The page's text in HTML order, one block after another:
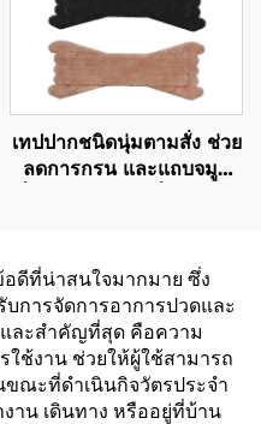
เทปปากชนิดนุ่มตามสั่ง ช่วย
ลดการกรน และแถบจมูก
ดีที่น่าสนใจมากมาย ซึ่ง
บการจัดการอาการปวดและ
ละสำคัญที่สุด คือความ
ช้งาน ช่วยให้ผู้ใช้สามารถ
ณะที่ดำเนินกิจวัตรประจำ
าน เดินทาง หรืออยู่ที่บ้าน